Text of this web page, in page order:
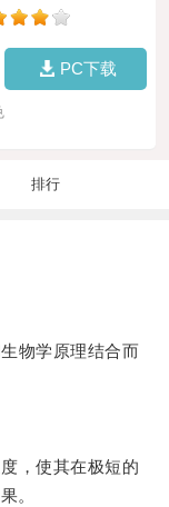
PC下载
排行
物学原理结合而
，使其在极短的
。